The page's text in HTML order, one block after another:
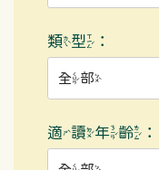
類型：
適讀年齡：